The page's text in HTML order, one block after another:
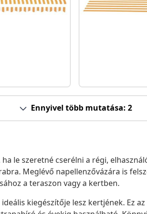
Ennyivel több mutatása: 2
le szeretné cserélni a régi,
Meglévő napellenzővázára is
a teraszon vagy a kertben.
kiegészítője lesz kertjének. Ez